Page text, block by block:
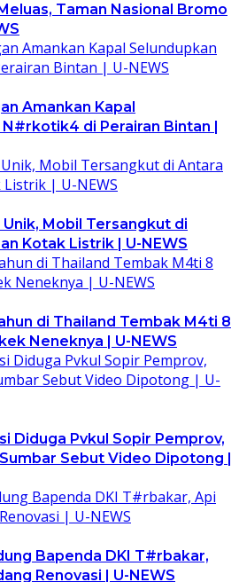
Taman Nasional Bromo
Amankan Kapal
di Perairan Bintan |
Mobil Tersangkut di
Kotak Listrik | U-NEWS
di Thailand Tembak M4ti 8
Neneknya | U-NEWS
Diduga Pvkul Sopir Pemprov,
Sebut Video Dipotong |
Bapenda DKI T#rbakar,
Renovasi | U-NEWS